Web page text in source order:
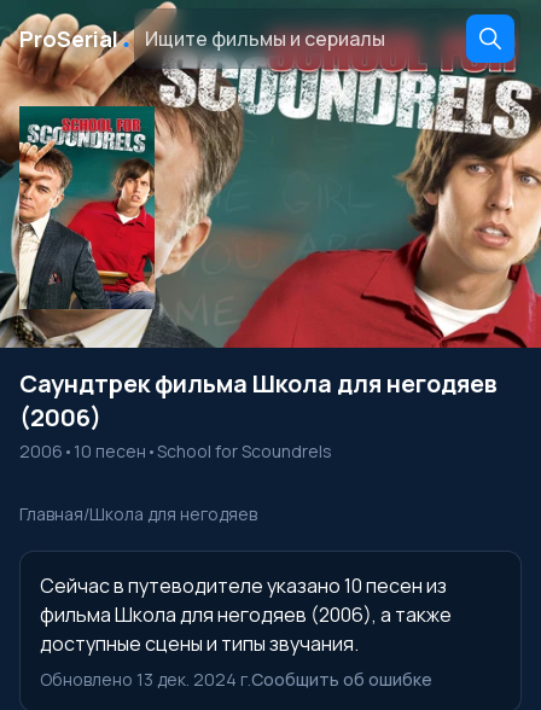
ProSerial․
Саундтрек фильма Школа для негодяев
(2006)
2006 • 10 песен •School for Scoundrels
Главная/Школа для негодяев
Сейчас в путеводителе указано 10 песен из
фильма Школа для негодяев (2006), а также
доступные сцены и типы звучания.
Обновлено 13 дек. 2024 г.Сообщить об ошибке